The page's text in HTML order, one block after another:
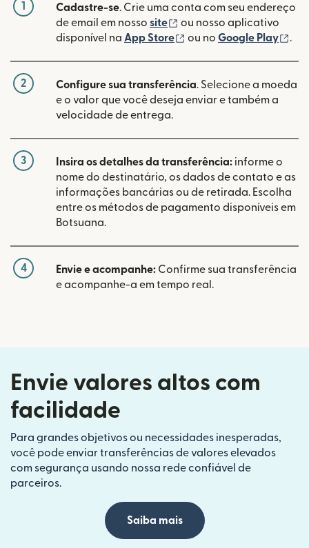
1 Cadastre-se. Crie uma conta com seu endereço
de email em nosso site (abre em uma nova
ou nosso aplicativo
disponível na App Store (abre em uma nova
ou no Google Play .
2 Configure sua transferência. Selecione a moeda
e o valor que você deseja enviar e também a
velocidade de entrega.
3 Insira os detalhes da transferência: informe o
nome do destinatário, os dados de contato e as
informações bancárias ou de retirada. Escolha
entre os métodos de pagamento disponíveis em
Botsuana.
4 Envie e acompanhe: Confirme sua transferência
e acompanhe-a em tempo real.
Envie valores altos com
facilidade
Para grandes objetivos ou necessidades inesperadas,
você pode enviar transferências de valores elevados
com segurança usando nossa rede confiável de
parceiros.
Saiba mais